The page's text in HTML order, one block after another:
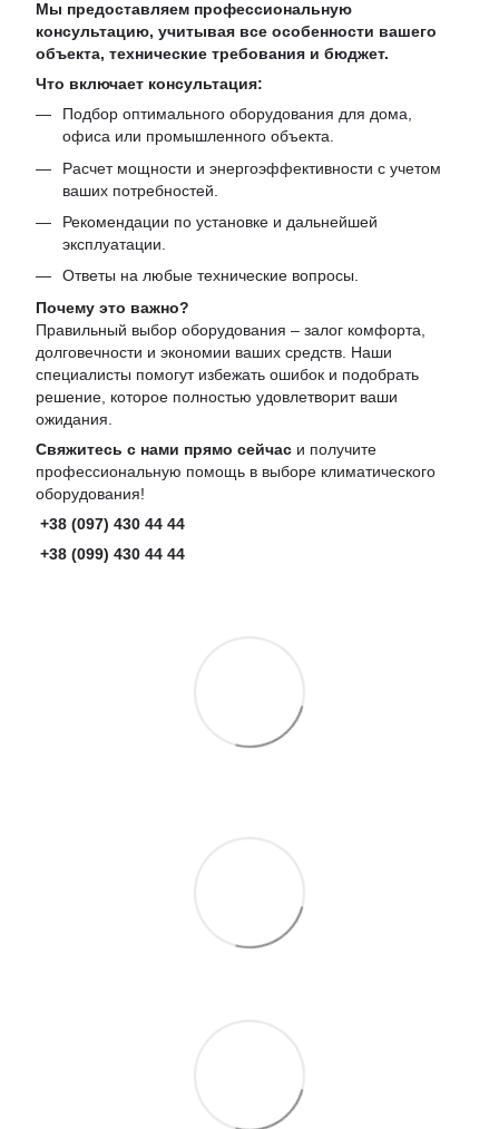
Мы предоставляем профессиональную
консультацию, учитывая все особенности вашего
объекта, технические требования и бюджет.
Что включает консультация:
Подбор оптимального оборудования для дома,
офиса или промышленного объекта.
Расчет мощности и энергоэффективности с учетом
ваших потребностей.
Рекомендации по установке и дальнейшей
эксплуатации.
Ответы на любые технические вопросы.
Почему это важно?
Правильный выбор оборудования – залог комфорта,
долговечности и экономии ваших средств. Наши
специалисты помогут избежать ошибок и подобрать
решение, которое полностью удовлетворит ваши
ожидания.
Свяжитесь с нами прямо сейчас и получите
профессиональную помощь в выборе климатического
оборудования!
+38 (097) 430 44 44
+38 (099) 430 44 44